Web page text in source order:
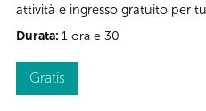
attività e ingresso gratuito per
Durata: 1 ora e 30
Gratis